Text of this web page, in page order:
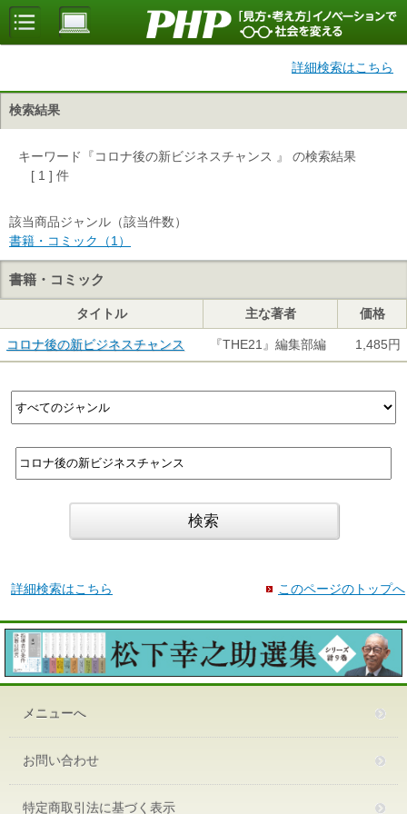
詳細検索はこちら
検索結果
キーワード『コロナ後の新ビジネスチャンス 』 の検索結果
[ 1 ] 件
該当商品ジャンル（該当件数）
書籍・コミック（1）
書籍・コミック
タイトル 主な著者 価格
コロナ後の新ビジネスチャンス 『THE21』編集部編 1,485円
詳細検索はこちら このページのトップへ
メニューへ
お問い合わせ
特定商取引法に基づく表示